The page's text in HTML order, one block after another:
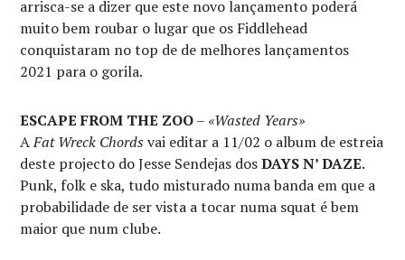
arrisca-se a dizer que este novo lançamento poderá
muito bem roubar o lugar que os Fiddlehead
conquistaram no top de de melhores lançamentos
2021 para o gorila.
ESCAPE FROM THE ZOO– «Wasted Years»
AFat Wreck Chords vai editar a 11/02 o album de estreia
deste projecto do Jesse Sendejas dosDAYS N’ DAZE.
Punk, folk e ska, tudo misturado numa banda em que a
probabilidade de ser vista a tocar numa squat é bem
maior que num clube.